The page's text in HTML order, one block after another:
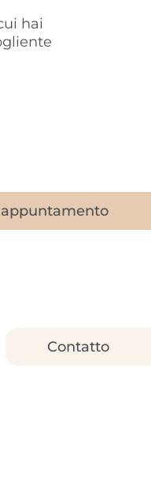
hai
appuntamento
Contatto